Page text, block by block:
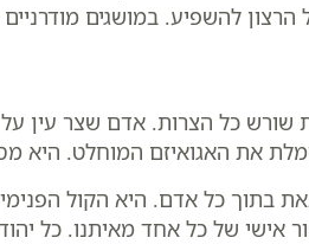
להשפיע. במושגים
כל הצרות. אדם שצר עין על
את האגואיזם המוחלט. היא
בתוך כל אדם. היא הקול
של כל אחד מאיתנו. כל